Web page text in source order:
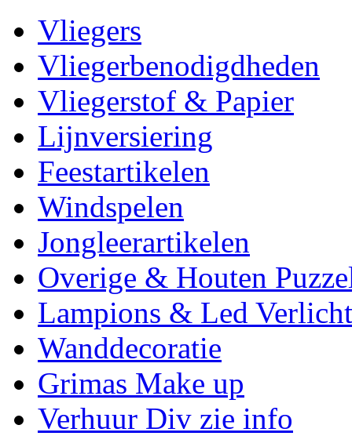
Vliegers
Vliegerbenodigdheden
Vliegerstof & Papier
Lijnversiering
Feestartikelen
Windspelen
Jongleerartikelen
Overige & Houten
Lampions & Led
Wanddecoratie
Grimas Make up
Verhuur Div zie info